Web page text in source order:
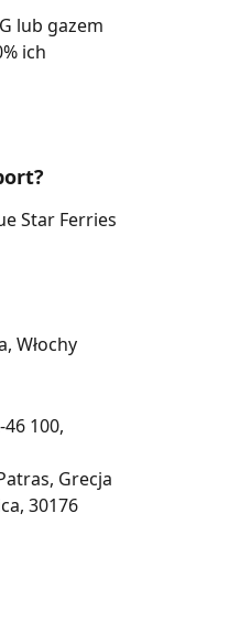
lub gazem
ich
Star Ferries
Włochy
100,
Grecja
30176